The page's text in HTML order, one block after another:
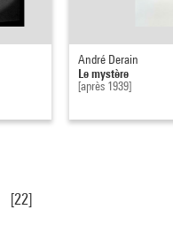
André Derain
Le mystère
[après 1939]
[22]